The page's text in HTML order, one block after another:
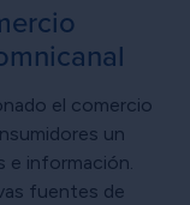
el comercio
un
e información.
fuentes de